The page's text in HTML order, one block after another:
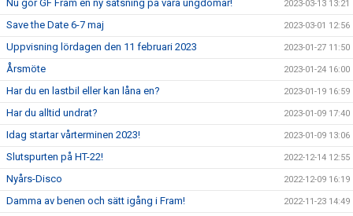
Nu gör GF Fram en ny satsning på våra ungdomar! 2023-03-13 13:21
Save the Date 6-7 maj 2023-03-01 12:56
Uppvisning lördagen den 11 februari 2023 2023-01-27 11:50
Årsmöte 2023-01-24 16:00
Har du en lastbil eller kan låna en? 2023-01-19 16:59
Har du alltid undrat? 2023-01-09 17:40
Idag startar vårterminen 2023! 2023-01-09 13:06
Slutspurten på HT-22! 2022-12-14 12:55
Nyårs-Disco 2022-12-09 16:19
Damma av benen och sätt igång i Fram! 2022-11-23 14:49